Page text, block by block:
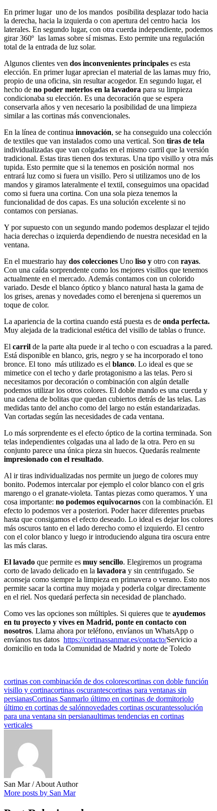
En primer lugar uno de los mandos posibilita desplazar todo hacia
la derecha, hacia la izquierda o con apertura del centro hacia los
laterales. En segundo lugar, con otra cuerda independiente, podemos
girar 360º las lamas sobre sí mismas. Esto permite una regulación
total de la entrada de luz solar.
Algunos clientes ven dos inconvenientes principales es esta
elección. En primer lugar aprecian el material de las lamas muy frio,
propio de una oficina, sin resultar acogedor. En segundo lugar, el
hecho de no poder meterlos en la lavadora para su limpieza
condicionaba su elección. Es una decoración que se espera
conservarla años y ven necesario la posibilidad de una limpieza
similar a las cortinas más convencionales.
En la línea de continua innovación, se ha conseguido una colección
de textiles que van instalados como una vertical. Son tiras de tela
individualizadas que van colgadas en el mismo carril que la versión
tradicional. Estas tiras tienen dos texturas. Una tipo visillo y otra más
tupida. Esto permite que si la tenemos en posición normal nos
entrará luz como si fuera un visillo. Pero si utilizamos uno de los
mandos y giramos lateralmente el textil, conseguimos una opacidad
como si fuera una cortina. Con una sola pieza tenemos la
funcionalidad de dos capas. Es una solución excelente si no
contamos con persianas.
Y por supuesto con un segundo mando podemos desplazar el tejido
hacia derechas o izquierda dependiendo de nuestra necesidad en la
ventana.
En el muestrario hay dos colecciones Uno liso y otro con rayas.
Con una caída sorprendente como los mejores visillos que tenemos
actualmente en el mercado. Además contamos con un colorido
variado. Desde el blanco óptico y blanco natural hasta la gama de
los grises, arenas y novedades como el berenjena si queremos un
toque de color.
La apariencia de la cortina cuando está puesta es de onda perfecta.
Muy alejada de la tradicional estética del visillo de tablas o frunce.
El carril de la parte alta puede ir al techo o con escuadras a la pared.
Está disponible en blanco, gris, negro y se ha incorporado el tono
bronce. El tono más utilizado es el blanco. Lo ideal es que se
mimetice con el techo y darle protagonismo a las telas. Pero si
necesitamos por decoración o combinación con algún detalle
podemos utilizar los otros colores. El doble mando es una cuerda y
una cadena de bolitas que quedan cubiertos detrás de las telas. Las
medidas tanto del ancho como del largo no están estandarizadas.
Van cortadas según las necesidades de cada ventana.
Lo más sorprendente es el efecto óptico de la cortina terminada. Son
telas independientes colgadas una al lado de la otra. Pero en su
conjunto parece una única pieza sin huecos. Quedarás realmente
impresionado con el resultado.
Al ir tiras individualizadas nos permite un juego de colores muy
bonito. Podemos intercalar por ejemplo el color blanco con el gris
marengo o el granate-violeta. Tantas piezas como queramos. Y una
cosa importante: no podemos equivocarnos con la combinación. El
efecto lo podemos ver a posteriori. Poder hacer diferentes pruebas
hasta que consigamos el efecto deseado. Lo ideal es dejar los colores
más oscuros tanto en el lado derecho como el izquierdo. El centro
con el color blanco y luego ir introduciendo alguna tira oscura entre
las más claras.
El lavado que permite es muy sencillo. Elegiremos un programa
corto de lavado delicado en la lavadora y sin centrifugado. Se
aconseja como siempre la limpieza en primavera o verano. Esto nos
permite sacar la cortina muy mojada y poderla colgar directamente
en el riel. Nos quedará perfecta sin necesidad de planchado.
Como ves las opciones son múltiples. Si quieres que te ayudemos
en tu proyecto y vives en Madrid, ponte en contacto con
nosotros. Llama ahora por teléfono, envíanos un WhatsApp o
envíanos tus datos https://cortinassanmar.es/contacto/Servicio a
domicilio en toda la Comunidad de Madrid y norte de Toledo
cortinas con combinación de dos colorescortinas con doble función
visillo y cortinacortinas oscurantescortinas para ventanas sin
persianasCortinas Sanmarlo último en cortinas de dormitoriolo
último en cortinas de salónnovedades cortinas oscurantessolución
para una ventana sin persianaultimas tendencias en cortinas
verticales
San Mar/ About Author
More posts by San Mar